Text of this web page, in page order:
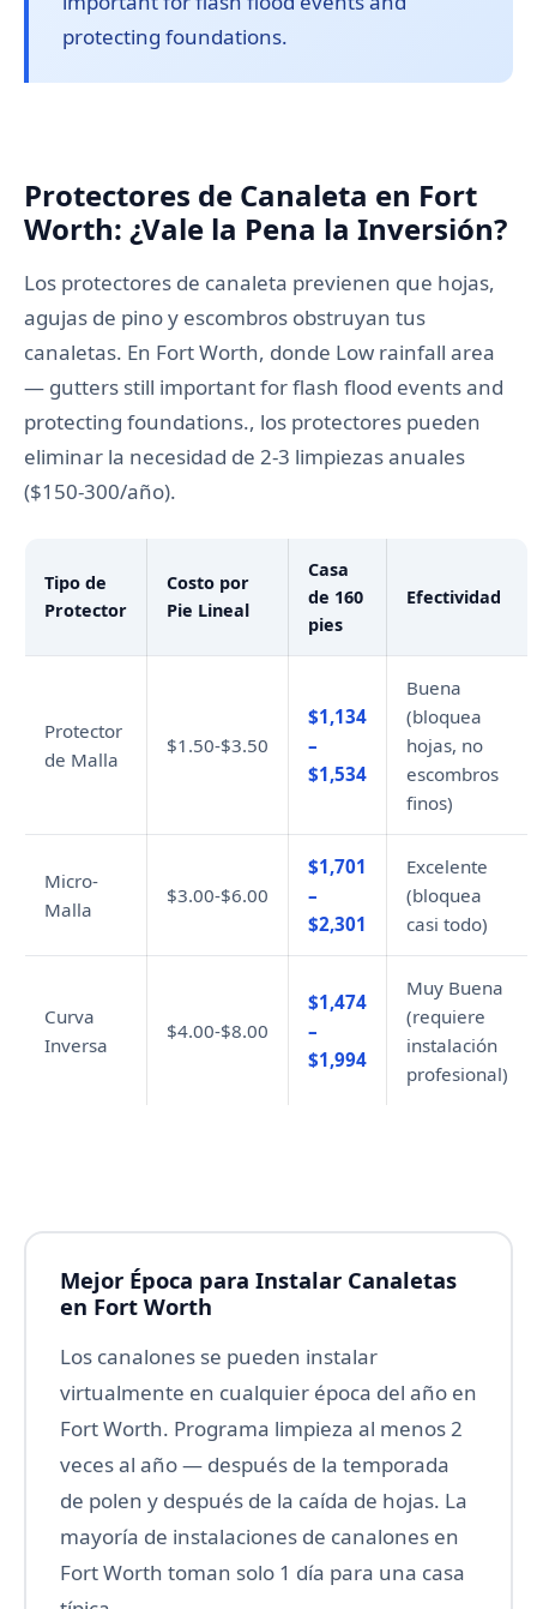
protecting foundations.
Protectores de Canaleta en Fort
Worth: ¿Vale la Pena la Inversión?
Los protectores de canaleta previenen que hojas,
agujas de pino y escombros obstruyan tus
canaletas. En Fort Worth, donde Low rainfall area
— gutters still important for flash flood events and
protecting foundations., los protectores pueden
eliminar la necesidad de 2-3 limpiezas anuales
($150-300/año).
Tipo de
Protector
Costo por
Pie Lineal
Casa
de 160
pies
Efectividad
Protector
de Malla
$1.50-$3.50
$1,134
–
$1,534
Buena
(bloquea
hojas, no
escombros
finos)
Micro-
Malla
$3.00-$6.00
$1,701
–
$2,301
Excelente
(bloquea
casi todo)
Curva
Inversa
$4.00-$8.00
$1,474
–
$1,994
Muy Buena
(requiere
instalación
profesional)
Mejor Época para Instalar Canaletas
en Fort Worth
Los canalones se pueden instalar
virtualmente en cualquier época del año en
Fort Worth. Programa limpieza al menos 2
veces al año — después de la temporada
de polen y después de la caída de hojas. La
mayoría de instalaciones de canalones en
Fort Worth toman solo 1 día para una casa